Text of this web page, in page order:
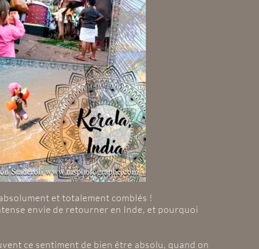
et totalement comblés !
envie de retourner en Inde, et pourquoi
ce sentiment de bien être absolu, quand on